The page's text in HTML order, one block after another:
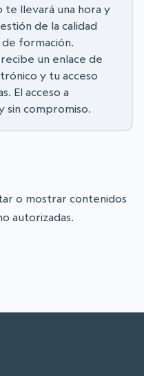
te llevará una hora y
de la calidad
formación.
un enlace de
y tu acceso
El acceso a
sin compromiso.
o mostrar contenidos
autorizadas.